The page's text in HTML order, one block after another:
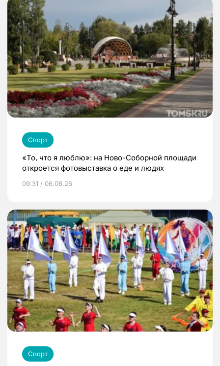
Спорт
«То, что я люблю»: на Ново-Соборной площади
откроется фотовыставка о еде и людях
09:31 / 06.08.26
Спорт